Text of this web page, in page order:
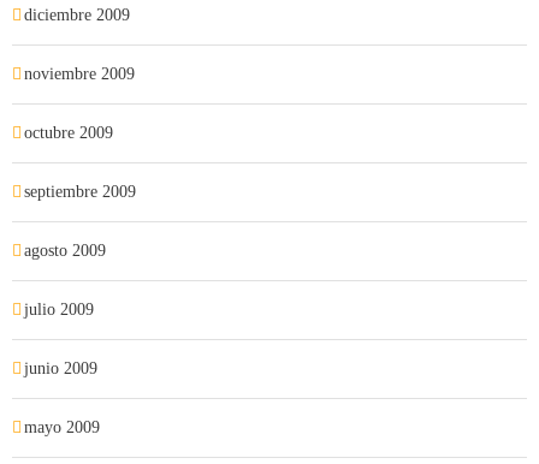
diciembre 2009
noviembre 2009
octubre 2009
septiembre 2009
agosto 2009
julio 2009
junio 2009
mayo 2009